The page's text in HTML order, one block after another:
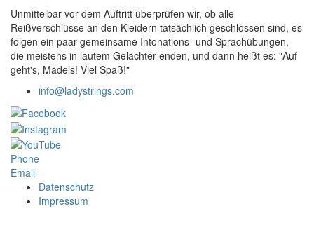
Unmittelbar vor dem Auftritt überprüfen wir, ob alle
Reißverschlüsse an den Kleidern tatsächlich geschlossen sind, es
folgen ein paar gemeinsame Intonations- und Sprachübungen,
die meistens in lautem Gelächter enden, und dann heißt es: "Auf
geht's, Mädels! Viel Spaß!"
info@ladystrings.com
Phone
Email
Datenschutz
Impressum